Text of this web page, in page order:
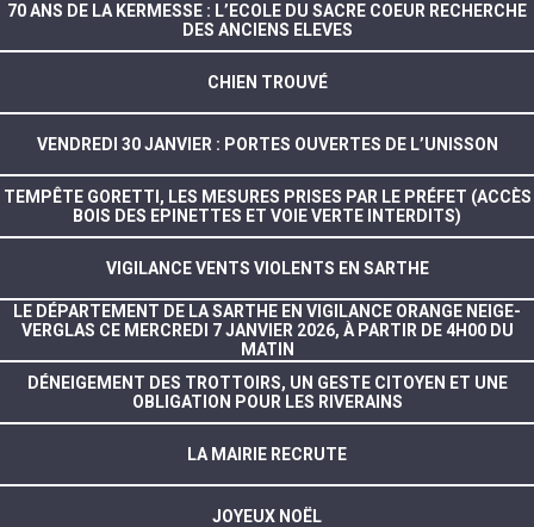
70 ANS DE LA KERMESSE : L’ECOLE DU SACRE COEUR RECHERCHE
DES ANCIENS ELEVES
CHIEN TROUVÉ
VENDREDI 30 JANVIER : PORTES OUVERTES DE L’UNISSON
TEMPÊTE GORETTI, LES MESURES PRISES PAR LE PRÉFET (ACCÈS
BOIS DES EPINETTES ET VOIE VERTE INTERDITS)
VIGILANCE VENTS VIOLENTS EN SARTHE
LE DÉPARTEMENT DE LA SARTHE EN VIGILANCE ORANGE NEIGE-
VERGLAS CE MERCREDI 7 JANVIER 2026, À PARTIR DE 4H00 DU
MATIN
DÉNEIGEMENT DES TROTTOIRS, UN GESTE CITOYEN ET UNE
OBLIGATION POUR LES RIVERAINS
LA MAIRIE RECRUTE
JOYEUX NOËL